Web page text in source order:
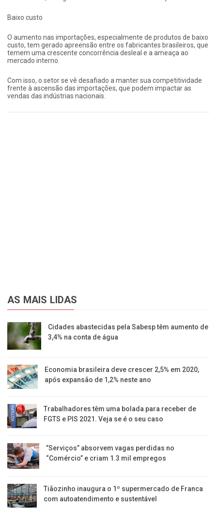
Baixo custo
O aumento nas importações, especialmente de produtos de baixo
custo, tem gerado apreensão entre os fabricantes brasileiros, que
temem uma crescente concorrência desleal e a ameaça ao
mercado interno.
Com isso, o setor se vê desafiado a manter sua competitividade
frente à ascensão das importações, que podem impactar as
vendas das indústrias nacionais.
AS MAIS LIDAS
Cidades abastecidas pela Sabesp têm aumento de
3,4% na conta de água
Economia brasileira deve crescer 2,5% em 2020,
após expansão de 1,2% neste ano
Trabalhadores têm uma bolada para receber de
FGTS e PIS 2021. Veja se é o seu caso
​”Serviços” absorvem vagas perdidas no
“Comércio” e criam 1.3 mil empregos
Tiãozinho inaugura o 1º supermercado de Franca
com autoatendimento e sustentável